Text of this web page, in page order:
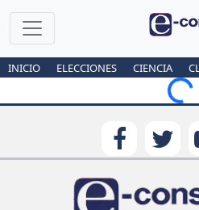
INICIO ELECCIONES CIENCIA